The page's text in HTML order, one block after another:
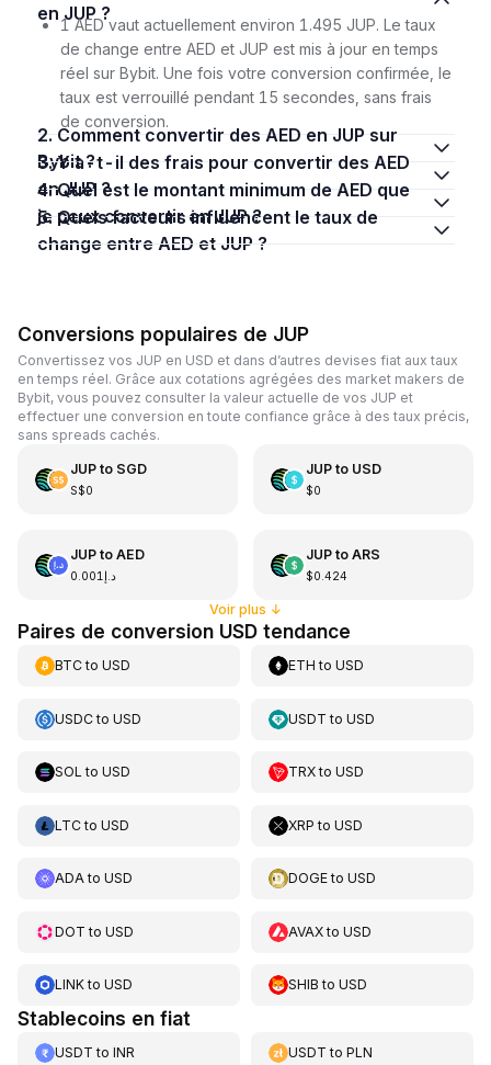
en JUP ?
1 AED vaut actuellement environ 1.495 JUP. Le taux
de change entre AED et JUP est mis à jour en temps
réel sur Bybit. Une fois votre conversion confirmée, le
taux est verrouillé pendant 15 secondes, sans frais
de conversion.
2. Comment convertir des AED en JUP sur
Bybit ?
3. Y a-t-il des frais pour convertir des AED
en JUP ?
4. Quel est le montant minimum de AED que
je peux convertir en JUP ?
5. Quels facteurs influencent le taux de
change entre AED et JUP ?
Conversions populaires de JUP
Convertissez vos JUP en USD et dans d’autres devises fiat aux taux
en temps réel. Grâce aux cotations agrégées des market makers de
Bybit, vous pouvez consulter la valeur actuelle de vos JUP et
effectuer une conversion en toute confiance grâce à des taux précis,
sans spreads cachés.
JUPto SGD
S$0
JUPto USD
$0
JUPto AED
د.إ0.001
JUPto ARS
$0.424
Voir plus ↓
Paires de conversion USD tendance
BTCto USD ETH toUSD
USDCto USD USDT toUSD
SOL to USD TRXtoUSD
LTCto USD XRP toUSD
ADAto USD DOGEtoUSD
DOT to USD AVAXtoUSD
LINKto USD SHIB toUSD
Stablecoins en fiat
USDT to INR USDT toPLN